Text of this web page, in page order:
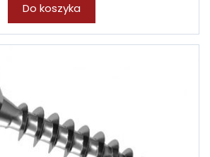
Do koszyka